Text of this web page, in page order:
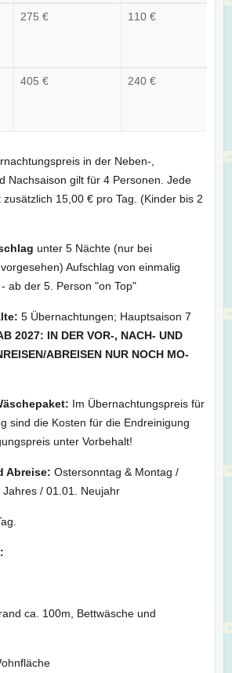
275 € 110 €
405 € 240 €
in der Neben-,
Nachsaison gilt für 4 Personen. Jede
15,00 € pro Tag. (Kinder bis 2
unter 5 Nächte (nur bei
Aufschlag von einmalig
ab der 5. Person "on Top"
5 Übernachtungen; Hauptsaison 7
2027: IN DER VOR-, NACH- UND
ABREISEN NUR NOCH MO-
Im Übernachtungspreis für
sind die Kosten für die Endreinigung
unter Vorbehalt!
Abreise: Ostersonntag & Montag /
/ 01.01. Neujahr
ca. 100m, Bettwäsche und